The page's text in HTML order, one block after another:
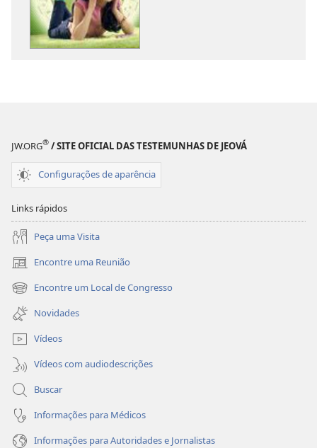
JW.ORG® / SITE OFICIAL DAS TESTEMUNHAS DE JEOVÁ
Configurações de aparência
Links rápidos
Peça uma Visita
Encontre uma Reunião
(abre
nova
janela)
Encontre um Local de Congresso
(abre
nova
janela)
Novidades
Vídeos
Vídeos com audiodescrições
Buscar
Informações para Médicos
Informações para Autoridades e Jornalistas